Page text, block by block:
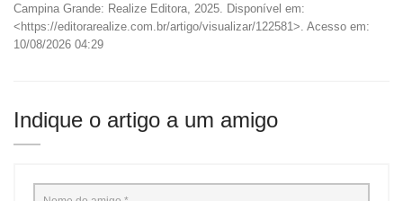
Campina Grande: Realize Editora, 2025. Disponível em:
<https://editorarealize.com.br/artigo/visualizar/122581>. Acesso em:
10/08/2026 04:29
Indique o artigo a um amigo